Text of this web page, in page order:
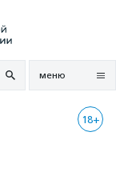
меню
18+